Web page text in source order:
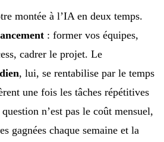
montée à l’IA en deux temps.
: former vos équipes,
cadrer le projet. Le
, lui, se rentabilise par le temps
une fois les tâches répétitives
n’est pas le coût mensuel,
gagnées chaque semaine et la